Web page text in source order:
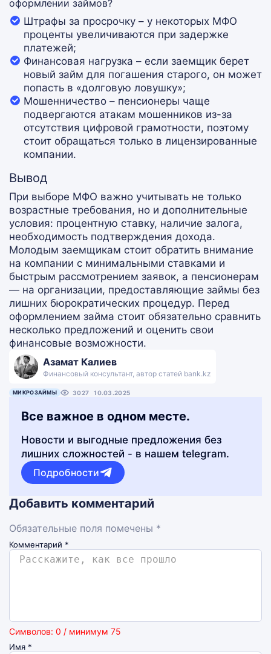
оформлении займов?
Штрафы за просрочку – у некоторых МФО
проценты увеличиваются при задержке
платежей;
Финансовая нагрузка – если заемщик берет
новый займ для погашения старого, он может
попасть в «долговую ловушку»;
Мошенничество – пенсионеры чаще
подвергаются атакам мошенников из-за
отсутствия цифровой грамотности, поэтому
стоит обращаться только в лицензированные
компании.
Вывод
При выборе МФО важно учитывать не только
возрастные требования, но и дополнительные
условия: процентную ставку, наличие залога,
необходимость подтверждения дохода.
Молодым заемщикам стоит обратить внимание
на компании с минимальными ставками и
быстрым рассмотрением заявок, а пенсионерам
— на организации, предоставляющие займы без
лишних бюрократических процедур. Перед
оформлением займа стоит обязательно сравнить
несколько предложений и оценить свои
финансовые возможности.
Азамат Калиев
Финансовый консультант, автор статей bank.kz
МИКРОЗАЙМЫ 3027 10.03.2025
Все важное в одном месте.
Новости и выгодные предложения без
лишних сложностей - в нашем telegram.
Подробности
Добавить комментарий
Обязательные поля помечены *
Комментарий *
Символов: 0 / минимум 75
Имя *